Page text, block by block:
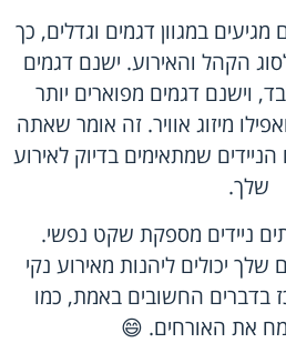
מגיעים במגוון דגמים וגדלים, כך
הקהל והאירוע. ישנם דגמים
וישנם דגמים מפוארים יותר
מיזוג אוויר. זה אומר שאתה
שמתאימים בדיוק לאירוע
שלך.
ניידים מספקת שקט נפשי.
יכולים ליהנות מאירוע נקי
בדברים החשובים באמת, כמו
את האורחים. 😄